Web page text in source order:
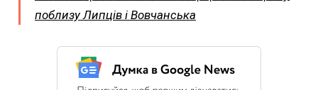
поблизу Липців і Вовчанська